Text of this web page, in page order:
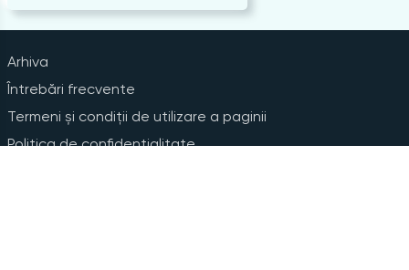
Arhiva
Întrebări frecvente
Termeni și condiții de utilizare a paginii
Politica de confidențialitate